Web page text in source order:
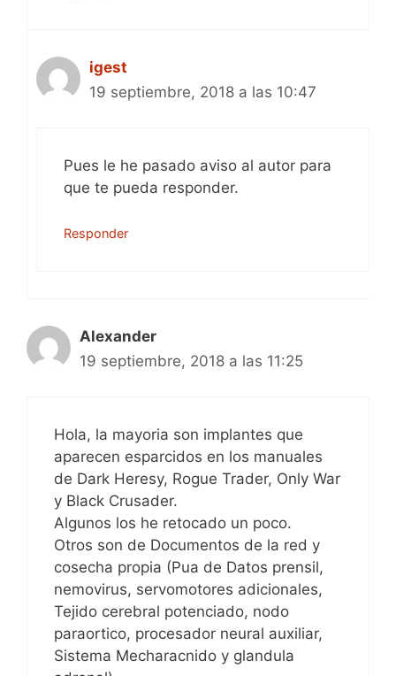
igest
19 septiembre, 2018 a las 10:47
Pues le he pasado aviso al autor para
que te pueda responder.
Responder
Alexander
19 septiembre, 2018 a las 11:25
Hola, la mayoria son implantes que
aparecen esparcidos en los manuales
de Dark Heresy, Rogue Trader, Only War
y Black Crusader.
Algunos los he retocado un poco.
Otros son de Documentos de la red y
cosecha propia (Pua de Datos prensil,
nemovirus, servomotores adicionales,
Tejido cerebral potenciado, nodo
paraortico, procesador neural auxiliar,
Sistema Mecharacnido y glandula